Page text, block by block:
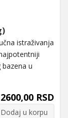
istraživanja
u
2600,00 RSD
Dodaj u korpu